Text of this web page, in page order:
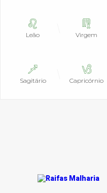
Leão Virgem
Sagitário Capricórnio